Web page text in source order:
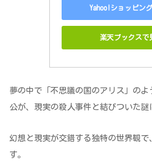
Yahoo!ショッピン
楽天ブックスで
夢の中で「不思議の国のアリス」の
公が、現実の殺人事件と結びついた謎
幻想と現実が交錯する独特の世界観
す。